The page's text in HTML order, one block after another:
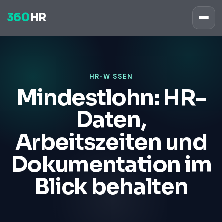
360 HR
HR-WISSEN
Mindestlohn: HR-
Daten,
Arbeitszeiten und
Dokumentation im
Blick behalten